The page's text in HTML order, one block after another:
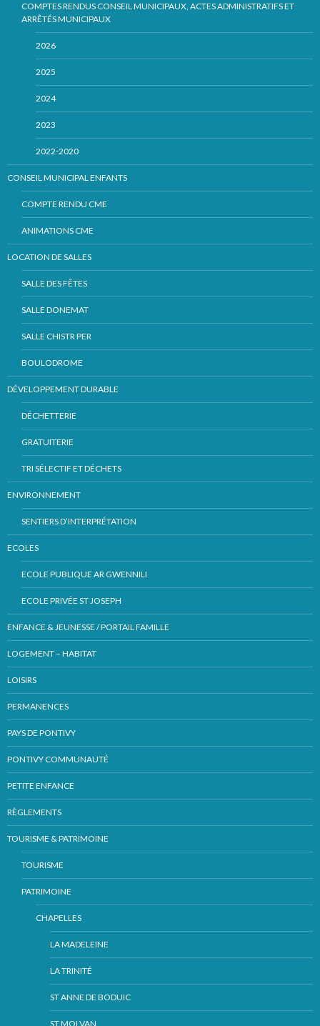
COMPTES RENDUS CONSEIL MUNICIPAUX, ACTES ADMINISTRATIFS ET
ARRÊTÉS MUNICIPAUX
2026
2025
2024
2023
2022-2020
CONSEIL MUNICIPAL ENFANTS
COMPTE RENDU CME
ANIMATIONS CME
LOCATION DE SALLES
SALLE DES FÊTES
SALLE DONEMAT
SALLE CHISTR PER
BOULODROME
DÉVELOPPEMENT DURABLE
DÉCHETTERIE
GRATUITERIE
TRI SÉLECTIF ET DÉCHETS
ENVIRONNEMENT
SENTIERS D’INTERPRÉTATION
ECOLES
ECOLE PUBLIQUE AR GWENNILI
ECOLE PRIVÉE ST JOSEPH
ENFANCE & JEUNESSE / PORTAIL FAMILLE
LOGEMENT – HABITAT
LOISIRS
PERMANENCES
PAYS DE PONTIVY
PONTIVY COMMUNAUTÉ
PETITE ENFANCE
RÈGLEMENTS
TOURISME & PATRIMOINE
TOURISME
PATRIMOINE
CHAPELLES
LA MADELEINE
LA TRINITÉ
ST ANNE DE BODUIC
ST MOLVAN